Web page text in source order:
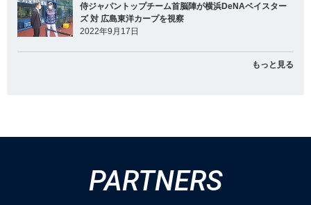
侍ジャパントップチーム首脳陣が横浜DeNAベイスター
ズ 対 広島東洋カープを視察
2022年9月17日
もっと見る
PARTNERS